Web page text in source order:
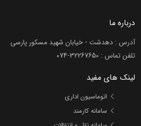
درباره ما
آدرس : دهدشت - خیابان شهید مسکور پارسی
تلفن تماس : 074-32267650
لینک های مفید
اتوماسیون اداری
سامانه کارمند